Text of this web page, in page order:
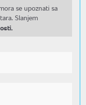
se upoznati sa
Slanjem